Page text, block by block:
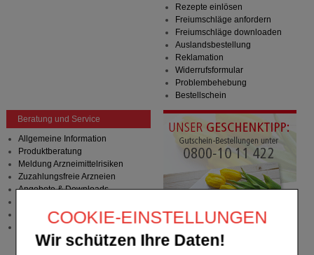
COOKIE-EINSTELLUNGEN
Wir schützen Ihre Daten!
Rezepte einlösen
Freiumschläge anfordern
Freiumschläge downloaden
Auslandsbestellung
Reklamation
Widerrufsformular
Problembehebung
Bestellschein
Beratung und Service
Allgemeine Information
Produktberatung
Meldung Arzneimittelrisiken
Zuzahlungsfreie Arzneien
Angebote & Downloads
Neukundenprämie
Stellenangebote